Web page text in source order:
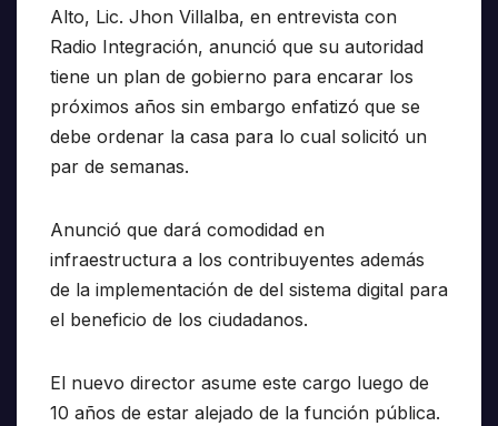
Alto, Lic. Jhon Villalba, en entrevista con
Radio Integración, anunció que su autoridad
tiene un plan de gobierno para encarar los
próximos años sin embargo enfatizó que se
debe ordenar la casa para lo cual solicitó un
par de semanas.
Anunció que dará comodidad en
infraestructura a los contribuyentes además
de la implementación de del sistema digital para
el beneficio de los ciudadanos.
El nuevo director asume este cargo luego de
10 años de estar alejado de la función pública.